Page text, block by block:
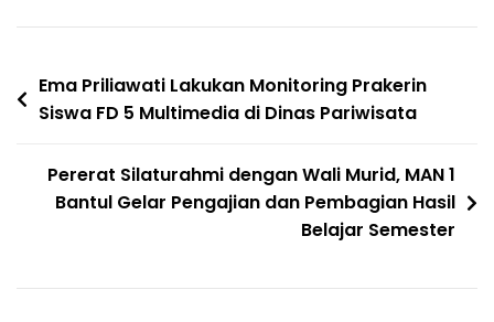
Navigasi
pos
Ema Priliawati Lakukan Monitoring Prakerin
Siswa FD 5 Multimedia di Dinas Pariwisata
Pererat Silaturahmi dengan Wali Murid, MAN 1
Bantul Gelar Pengajian dan Pembagian Hasil
Belajar Semester